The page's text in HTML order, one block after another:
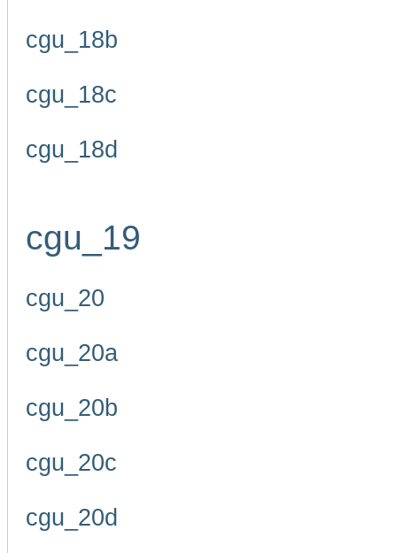
cgu_18b
cgu_18c
cgu_18d
cgu_19
cgu_20
cgu_20a
cgu_20b
cgu_20c
cgu_20d